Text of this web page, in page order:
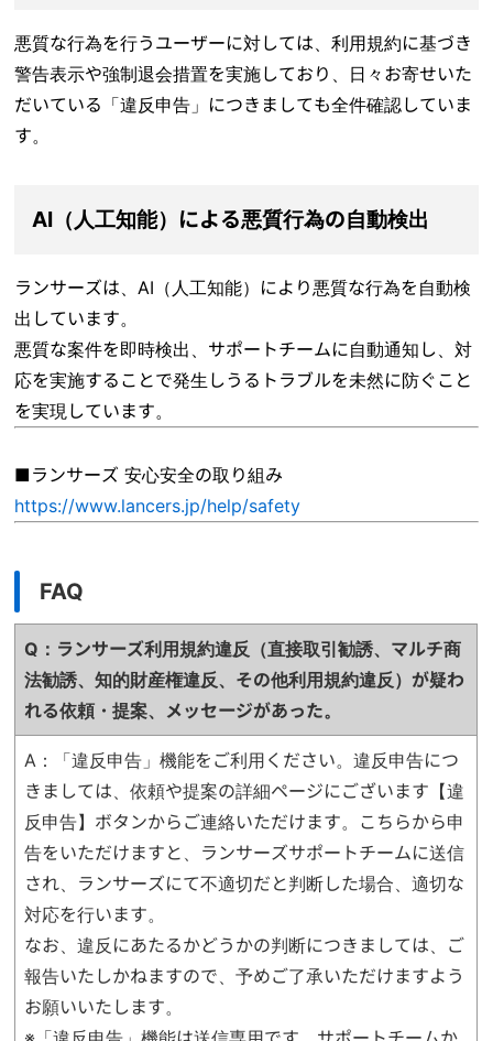
悪質な行為を行うユーザーに対しては、利用規約に基づき
警告表示や強制退会措置を実施しており、日々お寄せいた
だいている「違反申告」につきましても全件確認していま
す。
AI（人工知能）による悪質行為の自動検出
ランサーズは、AI（人工知能）により悪質な行為を自動検
出しています。
悪質な案件を即時検出、サポートチームに自動通知し、対
応を実施することで発生しうるトラブルを未然に防ぐこと
を実現しています。
■ランサーズ 安心安全の取り組み
https://www.lancers.jp/help/safety
FAQ
Q：ランサーズ利用規約違反（直接取引勧誘、マルチ商
法勧誘、知的財産権違反、 その他利用規約違反）が疑わ
れる依頼・提案、メッセージがあった。
A：「違反申告」機能をご利用ください。違反申告につ
きましては、依頼や提案の詳細ページにございます【違
反申告】ボタンからご連絡いただけます。こちらから申
告をいただけますと、ランサーズサポートチームに送信
され、ランサーズにて不適切だと判断した場合、適切な
対応を行います。
なお、違反にあたるかどうかの判断につきましては、ご
報告いたしかねますので、予めご了承いただけますよう
お願いいたします。